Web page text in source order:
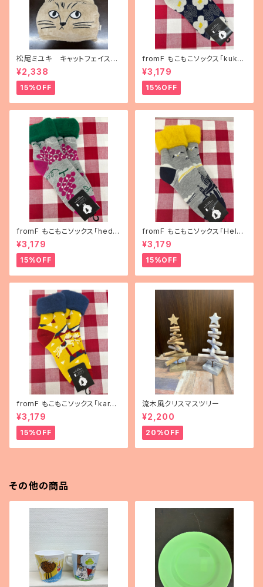
松尾ミユキ キャットフェイスブ
ランケット
¥2,338
15%OFF
fromF もこもこソックス「kukka
puutarha（花畑）」
¥3,179
15%OFF
fromF もこもこソックス「hedel
mä（果物）」
¥3,179
15%OFF
fromF もこもこソックス「Helsi
nki（ヘルシンキ）」
¥3,179
15%OFF
fromF もこもこソックス「karus
elli（メリーゴーランド）」
¥3,179
15%OFF
流木風クリスマスツリー
¥2,200
20%OFF
その他の商品